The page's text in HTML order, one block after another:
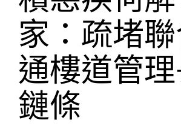
家：疏堵
通樓道管
鏈條